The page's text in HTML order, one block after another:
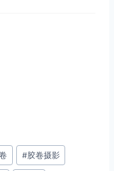
#胶卷摄影